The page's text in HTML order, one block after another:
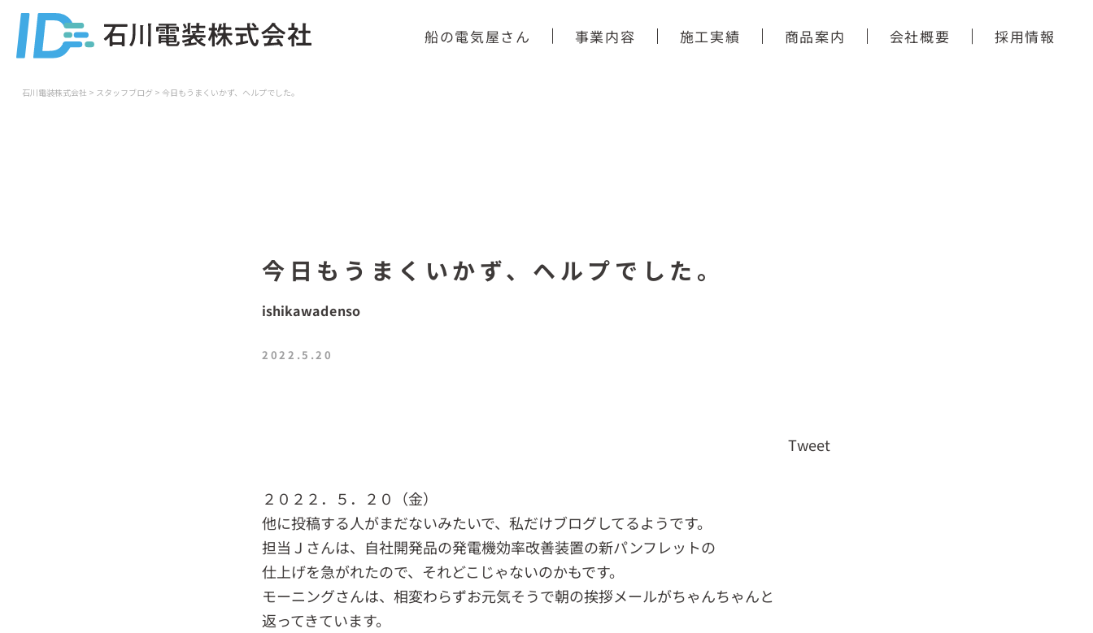
船の電気屋さん 事業内容 施工実績 商品案内 会社概要 採用情報
石川電装株式会社 > スタッフブログ > 今日もうまくいかず、ヘルプでした。
今日もうまくいかず、ヘルプでした。
ishikawadenso
2022.5.20
Tweet
２０２２．５．２０（金）
他に投稿する人がまだないみたいで、私だけブログしてるようです。
担当Ｊさんは、自社開発品の発電機効率改善装置の新パンフレットの
仕上げを急がれたので、それどこじゃないのかもです。
モーニングさんは、相変わらずお元気そうで朝の挨拶メールがちゃんちゃんと
返ってきています。